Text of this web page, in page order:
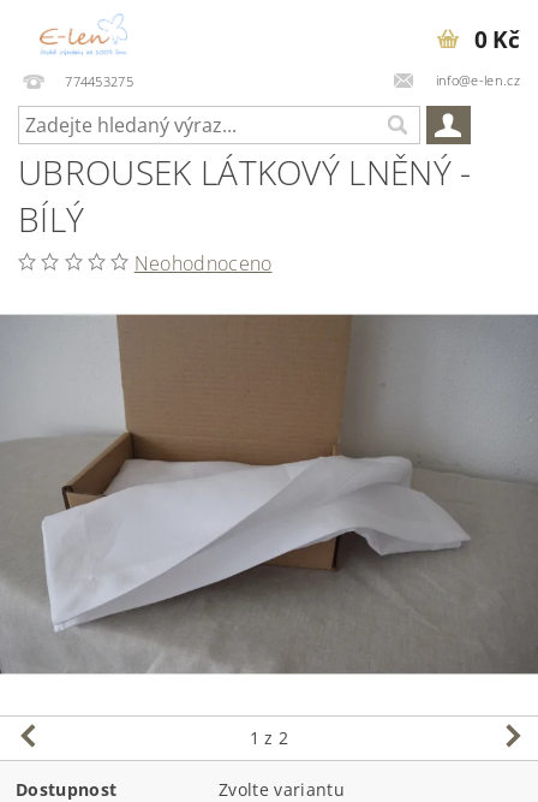
774453275 info@e-len.cz
0 Kč
UBROUSEK LÁTKOVÝ LNĚNÝ -
BÍLÝ
Neohodnoceno
1 z 2
Dostupnost Zvolte variantu